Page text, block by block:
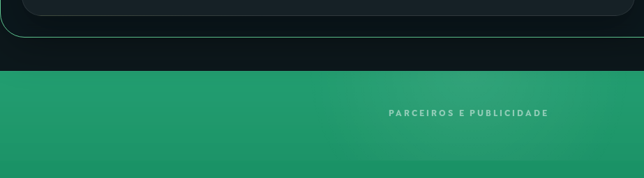
PARCEIROS E PUBLICIDADE